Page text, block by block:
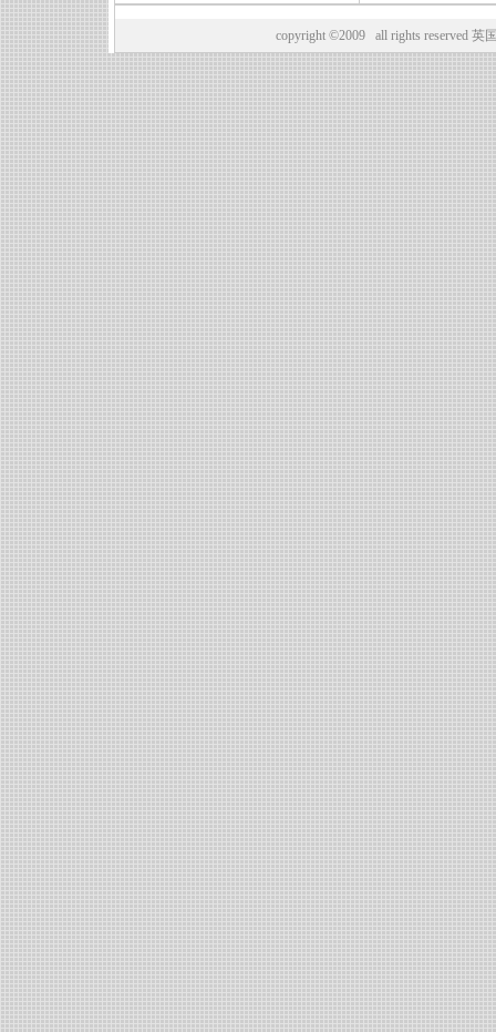
copyright ©2009 all rights reserved